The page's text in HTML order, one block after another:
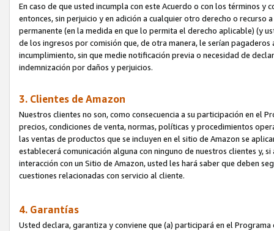
En caso de que usted incumpla con este Acuerdo o con los términos
entonces, sin perjuicio y en adición a cualquier otro derecho o
permanente (en la medida en que lo permita el derecho aplicable) (y
de los ingresos por comisión que, de otra manera, le serían
incumplimiento, sin que medie notificación previa o necesidad de
indemnización por daños y perjuicios.
3. Clientes de Amazon
Nuestros clientes no son, como consecuencia a su participación en el
precios, condiciones de venta, normas, políticas y procedimientos
las ventas de productos que se incluyen en el sitio de Amazon se
establecerá comunicación alguna con ninguno de nuestros clientes y,
interacción con un Sitio de Amazon, usted les hará saber que deben
cuestiones relacionadas con servicio al cliente.
4. Garantías
Usted declara, garantiza y conviene que (a) participará en el